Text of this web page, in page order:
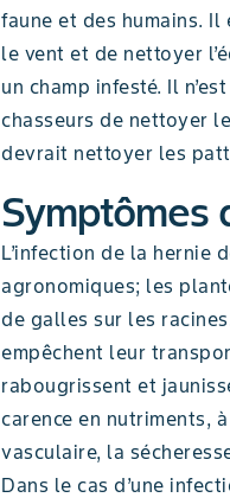
faune et des humains. Il
le vent et de nettoyer
un champ infesté. Il
chasseurs de nettoyer
devrait nettoyer les
Symptômes
L’infection de la hernie
agronomiques; les
de galles sur les
empêchent leur
rabougrissent et
carence en nutriments,
vasculaire, la
Dans le cas d’une